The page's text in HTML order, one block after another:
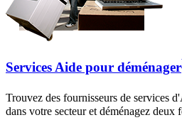
Services Aide pour déménager
Trouvez des fournisseurs de services
dans votre secteur et déménagez deux